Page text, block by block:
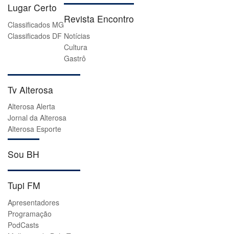
Lugar Certo
Classificados MG
Classificados DF
Revista Encontro
Notícias
Cultura
Gastrô
Tv Alterosa
Alterosa Alerta
Jornal da Alterosa
Alterosa Esporte
Sou BH
Tupi FM
Apresentadores
Programação
PodCasts